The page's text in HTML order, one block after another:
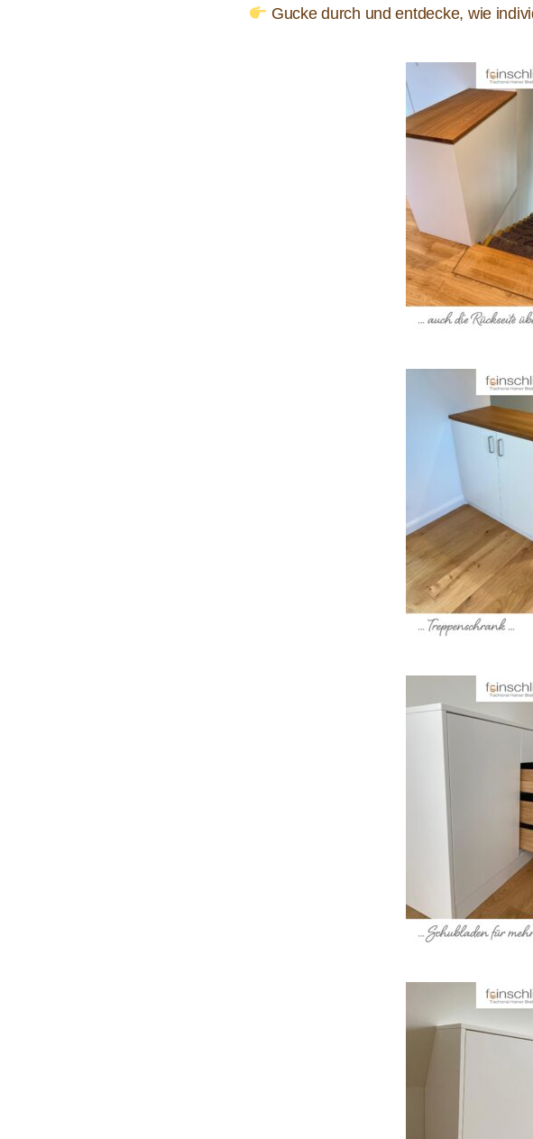
Gucke durch und entdecke, wie